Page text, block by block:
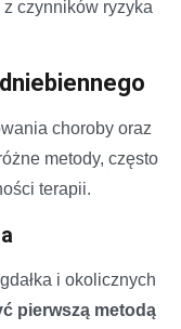
czynników ryzyka
choroby oraz
metody, często
terapii.
i okolicznych
pierwszą metodą